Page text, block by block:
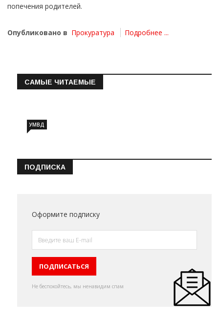
попечения родителей.
Опубликовано в Прокуратура Подробнее ...
САМЫЕ ЧИТАЕМЫЕ
УМВД
ПОДПИСКА
Оформите подписку
Не беспокойтесь, мы ненавидим спам